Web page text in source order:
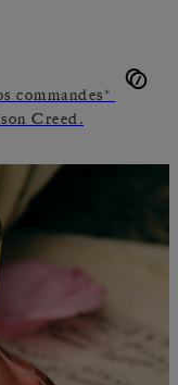
commandes*
Creed.